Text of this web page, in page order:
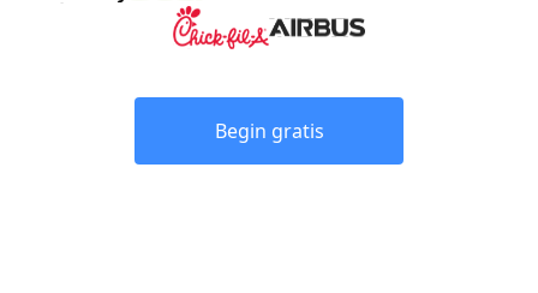
Begin gratis